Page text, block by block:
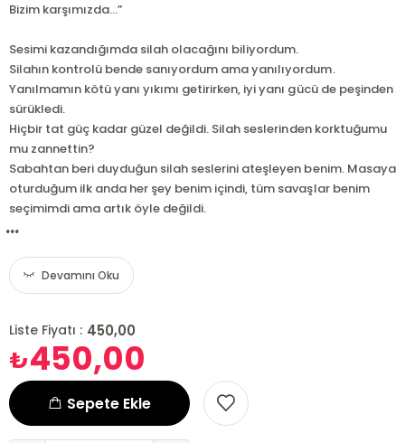
Bizim karşımızda…”
Sesimi kazandığımda silah olacağını biliyordum.
Silahın kontrolü bende sanıyordum ama yanılıyordum.
Yanılmamın kötü yanı yıkımı getirirken, iyi yanı gücü de peşinden
sürükledi.
Hiçbir tat güç kadar güzel değildi. Silah seslerinden korktuğumu
mu zannettin?
Sabahtan beri duyduğun silah seslerini ateşleyen benim. Masaya
oturduğum ilk anda her şey benim içindi, tüm savaşlar benim
seçimimdi ama artık öyle değildi.
...
Devamını Oku
Liste Fiyatı : 450,00
₺450,00
Sepete Ekle